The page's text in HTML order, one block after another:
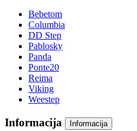
Bebetom
Columbia
DD Step
Pablosky
Panda
Ponte20
Reima
Viking
Weestep
Informacija Informacija